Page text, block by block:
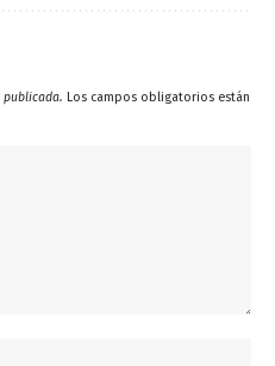
publicada. Los campos obligatorios están